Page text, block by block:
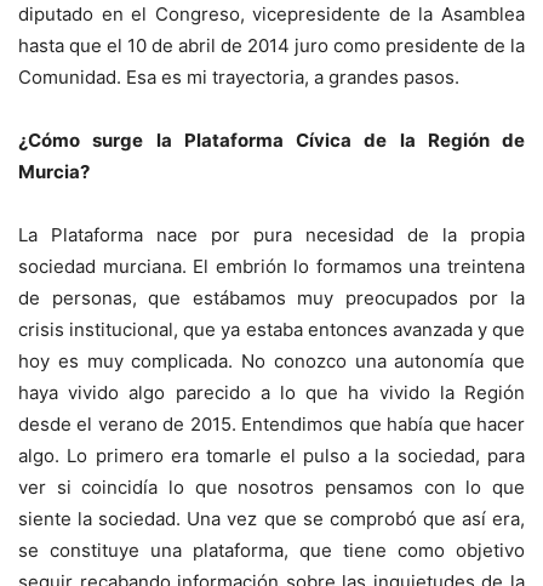
diputado en el Congreso, vicepresidente de la Asamblea
hasta que el 10 de abril de 2014 juro como presidente de la
Comunidad. Esa es mi trayectoria, a grandes pasos.
¿Cómo surge la Plataforma Cívica de la Región de
Murcia?
La Plataforma nace por pura necesidad de la propia
sociedad murciana. El embrión lo formamos una treintena
de personas, que estábamos muy preocupados por la
crisis institucional, que ya estaba entonces avanzada y que
hoy es muy complicada. No conozco una autonomía que
haya vivido algo parecido a lo que ha vivido la Región
desde el verano de 2015. Entendimos que había que hacer
algo. Lo primero era tomarle el pulso a la sociedad, para
ver si coincidía lo que nosotros pensamos con lo que
siente la sociedad. Una vez que se comprobó que así era,
se constituye una plataforma, que tiene como objetivo